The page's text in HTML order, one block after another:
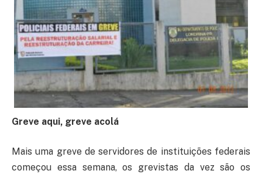
Greve aqui, greve acolá
Mais uma greve de servidores de instituições federais
começou essa semana, os grevistas da vez são os